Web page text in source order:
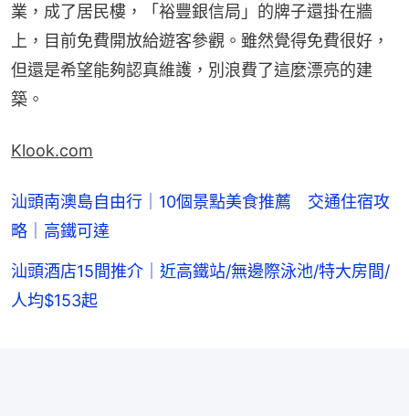
業，成了居民樓，「裕豐銀信局」的牌子還掛在牆
上，目前免費開放給遊客參觀。雖然覺得免費很好，
但還是希望能夠認真維護，別浪費了這麼漂亮的建
築。
Klook.com
汕頭南澳島自由行｜10個景點美食推薦 交通住宿攻
略｜高鐵可達
汕頭酒店15間推介｜近高鐵站/無邊際泳池/特大房間/
人均$153起